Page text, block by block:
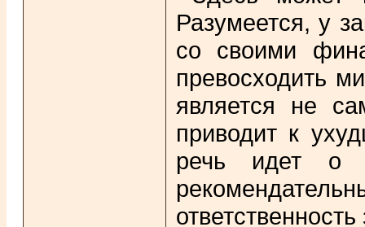
Разумеется, у
со своими
превосходить
является не
приводит к
речь идет о